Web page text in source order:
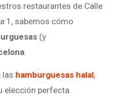
restaurantes de Calle
1, sabemos cómo
(y
las hamburguesas halal,
elección perfecta.